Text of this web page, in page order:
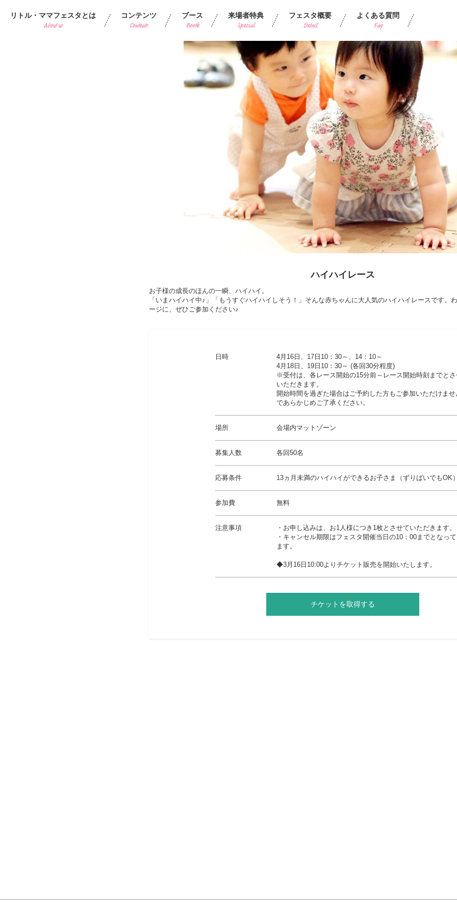
リトル・ママフェスタとは
About us
コンテンツ
Contents
ブース
Booth
来場者特典
Special
フェスタ概要
Detail
よくある質問
Faq
ハイハイレース
お子様の成長のほんの一瞬、ハイハイ。
「いまハイハイ中♪」「もうすぐハイハイしそう！」そんな赤ちゃんに大人気のハイハイレースです。
ージに、ぜひご参加ください♪
日時
4月16日、17日10：30～、14：10～
4月18日、19日10：30～ (各回30分程度)
※受付は、各レース開始の15分前～レース開始時刻までとさ
いただきます。
開始時間を過ぎた場合はご予約した方もご参加いただけませ
であらかじめご了承ください。
場所 会場内マットゾーン
募集人数 各回50名
応募条件 13ヵ月未満のハイハイができるお子さま（ずりばいでもOK）
参加費 無料
注意事項
・お申し込みは、お1人様につき1枚とさせていただきます。
・キャンセル期限はフェスタ開催当日の10：00までとなって
ます。
◆3月16日10:00よりチケット販売を開始いたします。
チケットを取得する